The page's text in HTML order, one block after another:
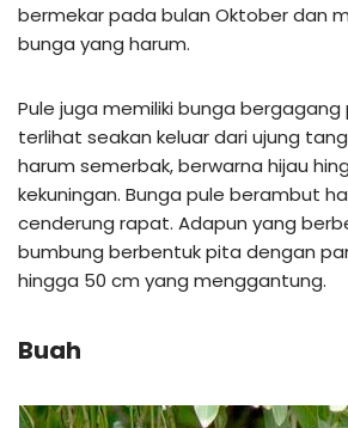
bermekar pada bulan Oktober dan
bunga yang harum.
Pule juga memiliki bunga bergagang
terlihat seakan keluar dari ujung
harum semerbak, berwarna hijau
kekuningan. Bunga pule berambut
cenderung rapat. Adapun yang
bumbung berbentuk pita dengan
hingga 50 cm yang menggantung.
Buah